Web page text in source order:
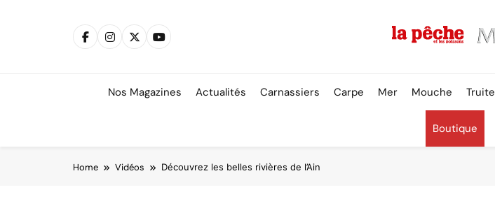
Nos Magazines Actualités Carnassiers Carpe Mer Mouche Truite
Boutique
Home Vidéos Découvrez les belles rivières de l’Ain